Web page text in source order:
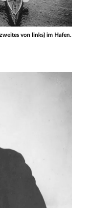
von links) im Hafen.